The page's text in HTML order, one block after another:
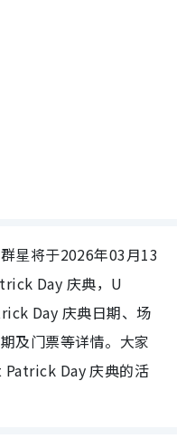
星将于2026年03月13
Day 庆典，U
Day 庆典日期、场
及门票等详情。大家
Patrick Day 庆典的活